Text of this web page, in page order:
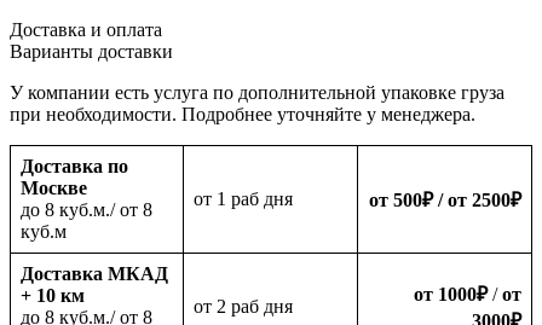
Доставка и оплата
Варианты доставки
У компании есть услуга по дополнительной упаковке груза
при необходимости. Подробнее уточняйте у менеджера.
Доставка по
Москве
до 8 куб.м./ от 8
куб.м
oт 1 раб дня от 500₽/ от 2500₽
Доставка МКАД
+ 10 км
до 8 куб.м./ от 8
oт 2 раб дня
от 1000₽/от
3000₽